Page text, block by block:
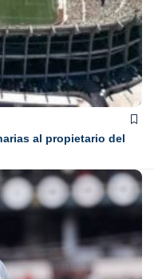
al propietario del